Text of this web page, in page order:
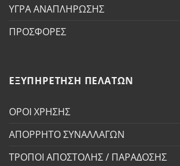
ΥΓΡΑ ΑΝΑΠΛΗΡΩΣΗΣ
ΠΡΟΣΦΟΡΕΣ
ΕΞΥΠΗΡΕΤΗΣΗ ΠΕΛΑΤΩΝ
ΟΡΟΙ ΧΡΗΣΗΣ
ΑΠΟΡΡΗΤΟ ΣΥΝΑΛΛΑΓΩΝ
ΤΡΟΠΟΙ ΑΠΟΣΤΟΛΗΣ / ΠΑΡΑΔΟΣΗΣ